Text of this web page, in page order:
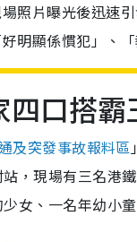
照片曝光後迅速
明顯係慣犯」、
口搭霸
及突發事故報料區
，現場有三名港
女、一名年幼小